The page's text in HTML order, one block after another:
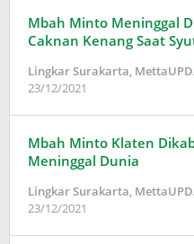
Mbah Minto Meninggal
Caknan Kenang Saat
Lingkar Surakarta,
23/12/2021
Mbah Minto Klaten
Meninggal Dunia
Lingkar Surakarta,
23/12/2021